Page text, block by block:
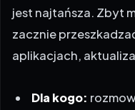
jest najtańsza. Zbyt
zacznie
aplikacjach,
Dla kogo: